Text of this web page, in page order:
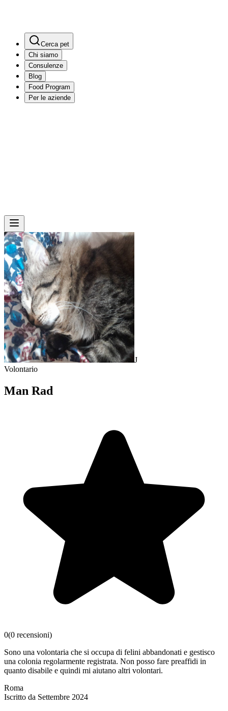
Cerca pet
Chi siamo
Consulenze
Blog
Food Program
Per le aziende
J
Volontario
Man Rad
0(0 recensioni)
Sono una volontaria che si occupa di felini abbandonati e gestisco
una colonia regolarmente registrata. Non posso fare preaffidi in
quanto disabile e quindi mi aiutano altri volontari.
Roma
Iscritto da Settembre 2024